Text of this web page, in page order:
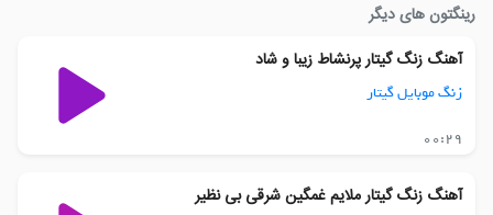
رینگتون های دیگر
آهنگ زنگ گیتار پرنشاط زیبا و شاد
زنگ موبایل گیتار
00:29
آهنگ زنگ گیتار ملایم غمگین شرقی بی نظیر